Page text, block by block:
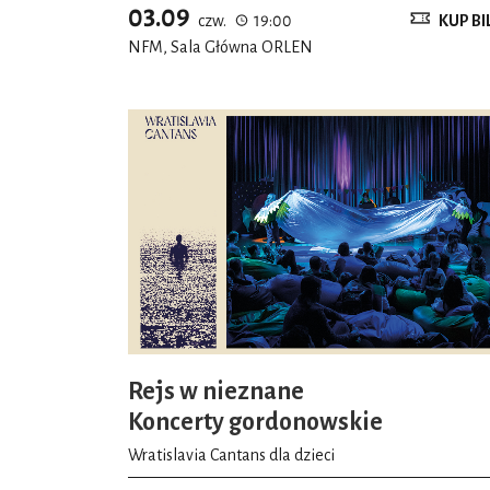
03.09 czw.
19:00
NFM, Sala Główna ORLEN
KUP
Rejs w nieznane
Koncerty gordonowskie
Wratislavia Cantans dla dzieci